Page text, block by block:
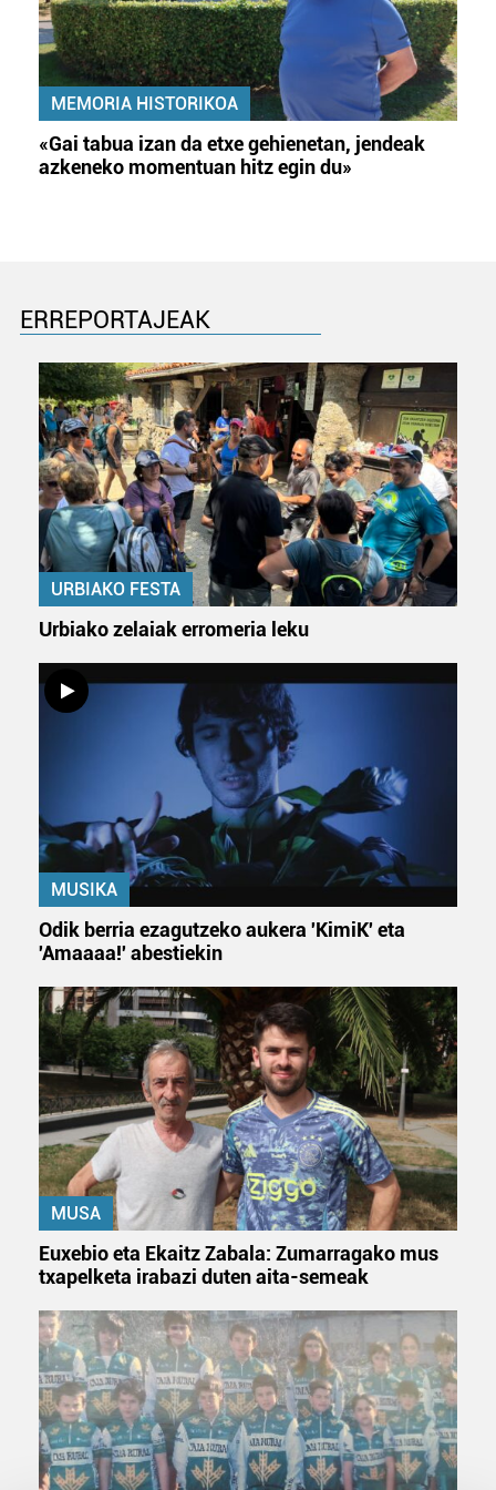
MEMORIA HISTORIKOA
«Gai tabua izan da etxe gehienetan, jendeak
azkeneko momentuan hitz egin du»
ERREPORTAJEAK
URBIAKO FESTA
Urbiako zelaiak erromeria leku
MUSIKA
Odik berria ezagutzeko aukera 'KimiK' eta
'Amaaaa!' abestiekin
MUSA
Euxebio eta Ekaitz Zabala: Zumarragako mus
txapelketa irabazi duten aita-semeak